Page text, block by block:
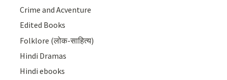
Crime and Acventure
Edited Books
Folklore (लोक-साहित्य)
Hindi Dramas
Hindi ebooks